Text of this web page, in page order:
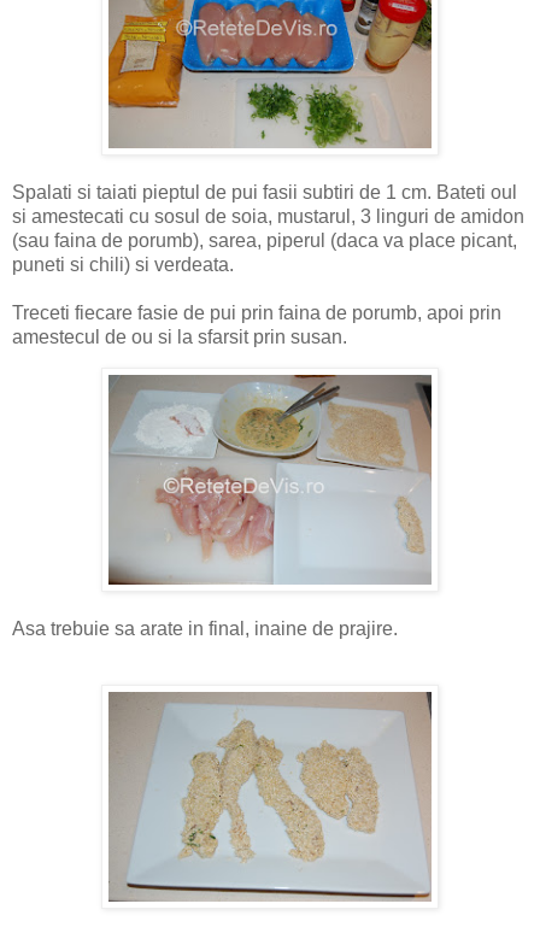
Spalati si taiati pieptul de pui fasii subtiri de 1 cm. Bateti oul
si amestecati cu sosul de soia, mustarul, 3 linguri de amidon
(sau faina de porumb), sarea, piperul (daca va place picant,
puneti si chili) si verdeata.
Treceti fiecare fasie de pui prin faina de porumb, apoi prin
amestecul de ou si la sfarsit prin susan.
Asa trebuie sa arate in final, inaine de prajire.